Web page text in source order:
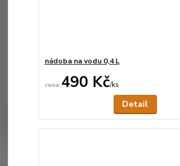
nádoba na vodu 0,4 L
490 Kč/ks
Detail